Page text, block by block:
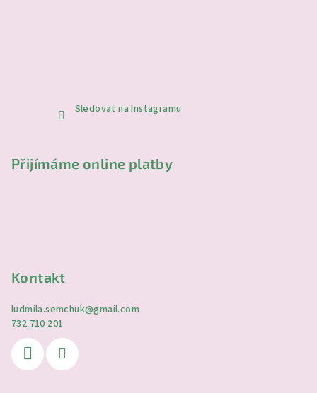
Sledovat na Instagramu
Přijímáme online platby
Kontakt
ludmila.semchuk@gmail.com
732 710 201